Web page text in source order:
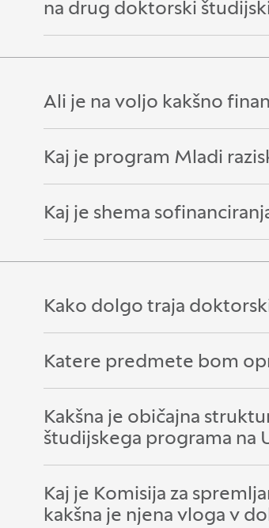
na drug doktorski
Odpri razdelek:
Zapri razdelek:
Ali je na voljo kakšno
Odpri razdelek:
Zapri razdelek:
Kaj je program Mladi
Odpri razdelek:
Zapri razdelek:
Kaj je shema
Odpri razdelek:
Zapri razdelek:
Kako dolgo traja
Odpri razdelek:
Zapri razdelek:
Katere predmete bom
Odpri razdelek:
Zapri razdelek:
Kakšna je običajna
študijskega programa na
Odpri razdelek:
Zapri razdelek:
Kaj je Komisija za
kakšna je njena vloga v